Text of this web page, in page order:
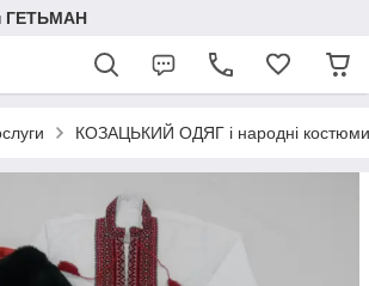
ГЕТЬМАН
КОЗАЦЬКИЙ ОДЯГ і народні костюми